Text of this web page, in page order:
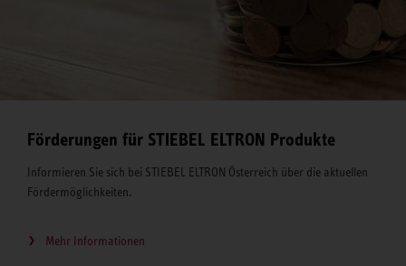
Förderungen für STIEBEL ELTRON Produkte
Informieren Sie sich bei STIEBEL ELTRON Österreich über die aktuellen
Fördermöglichkeiten.
Mehr Informationen